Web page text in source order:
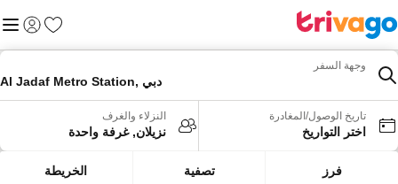
المفضلة
تسجيل
وجهة السفر
Al Jadaf Metro Station, دبي
تاريخ الوصول/المغادرة
اختر التواريخ
النزلاء والغرف
نزيلان, غرفة واحدة
فرز تصفية الخريطة